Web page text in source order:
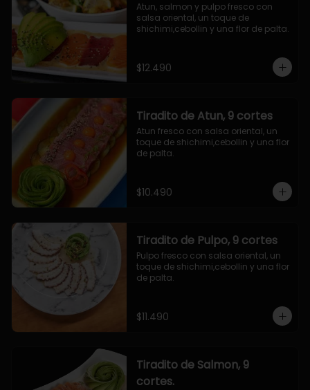
Atun, salmon y pulpo fresco con
salsa oriental, un toque de
shichimi,cebollin y una flor de palta.
$12.490
Tiradito de Atun, 9 cortes
Atun fresco con salsa oriental, un
toque de shichimi,cebollin y una flor
de palta.
$10.490
Tiradito de Pulpo, 9 cortes
Pulpo fresco con salsa oriental, un
toque de shichimi,cebollin y una flor
de palta.
$11.490
Tiradito de Salmon, 9
cortes.